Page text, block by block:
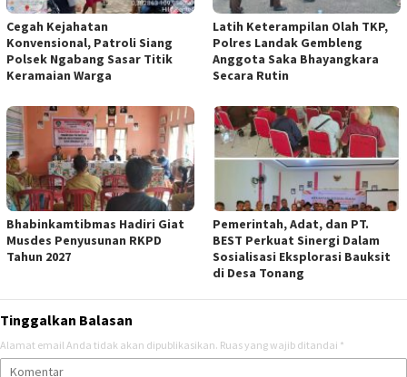
Cegah Kejahatan
Konvensional, Patroli Siang
Polsek Ngabang Sasar Titik
Keramaian Warga
Latih Keterampilan Olah TKP,
Polres Landak Gembleng
Anggota Saka Bhayangkara
Secara Rutin
Bhabinkamtibmas Hadiri Giat
Musdes Penyusunan RKPD
Tahun 2027
Pemerintah, Adat, dan PT.
BEST Perkuat Sinergi Dalam
Sosialisasi Eksplorasi Bauksit
di Desa Tonang
Tinggalkan Balasan
Alamat email Anda tidak akan dipublikasikan. Ruas yang wajib ditandai *